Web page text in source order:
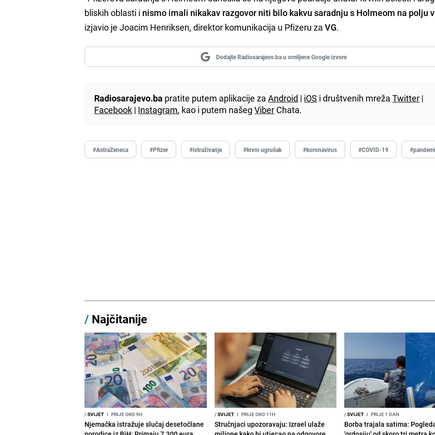
bliskih oblasti i nismo imali nikakav razgovor niti bilo kakvu saradnju s Holmeom na polju
izjavio je Joacim Henriksen, direktor komunikacija u Pfizeru zaVG.
Dodajte Radiosarajevo.ba u omiljene Google izvore
Radiosarajevo.ba pratite putem aplikacije zaAndroid | iOS i društvenih mrežaTwitter |
Facebook | Instagram, kao i putem našegViber Chata.
#AstraZeneca #Pfizer #istraživanje #krvni ugrušak #koronavirus #COVID-19
/ Najčitanije
/SVIJET I PRIJE OKO 9H
Njemačka istražuje slučaj desetočlane
/SVIJET I PRIJE OKO 11H
Stručnjaci upozoravaju: Izrael ulaže
/SVIJET I PRIJE 1 DAN
Borba trajala satima: